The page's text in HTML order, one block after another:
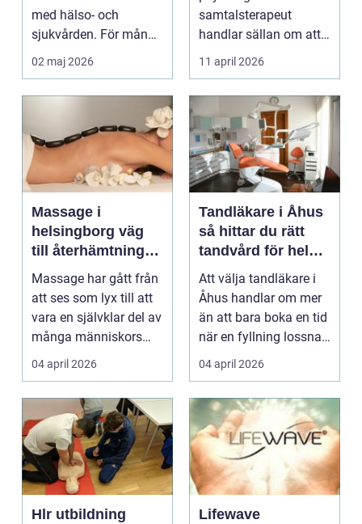
med hälso- och
sjukvården. För många
i Svedala handlar v...
02 maj 2026
samtalsterapeut
handlar sällan om att
vara svag....
11 april 2026
Massage i
helsingborg väg
till återhämtning
och hållbar hälsa
Massage har gått från
att ses som lyx till att
vara en självklar del av
många människors
friskvård. ...
04 april 2026
Tandläkare i Åhus
så hittar du rätt
tandvård för hela
familjen
Att välja tandläkare i
Åhus handlar om mer
än att bara boka en tid
när en fyllning lossnar
eller en ...
04 april 2026
Hlr utbildning
Lifewave